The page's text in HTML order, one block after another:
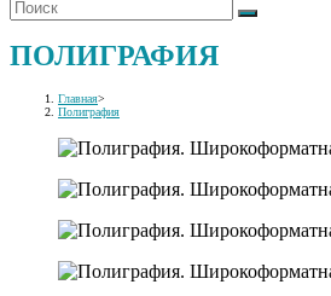
ПОЛИГРАФИЯ
Главная>
Полиграфия